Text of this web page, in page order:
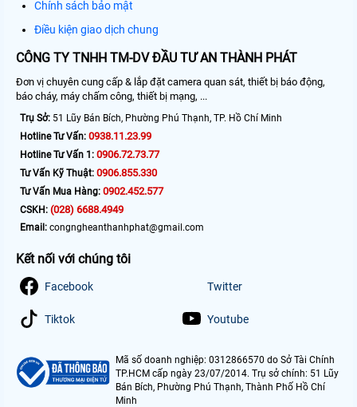
Chính sách bảo mật
Điều kiện giao dịch chung
CÔNG TY TNHH TM-DV ĐẦU TƯ AN THÀNH PHÁT
Đơn vị chuyên cung cấp & lắp đặt camera quan sát, thiết bị báo động,
báo cháy, máy chấm công, thiết bị mạng, ...
Trụ Sở: 51 Lũy Bán Bích, Phường Phú Thạnh, TP. Hồ Chí Minh
Hotline Tư Vấn: 0938.11.23.99
Hotline Tư Vấn 1: 0906.72.73.77
Tư Vấn Kỹ Thuật: 0906.855.330
Tư Vấn Mua Hàng: 0902.452.577
CSKH: (028) 6688.4949
Email: congngheanthanhphat@gmail.com
Kết nối với chúng tôi
Facebook Twitter
Tiktok Youtube
Mã số doanh nghiệp: 0312866570 do Sở Tài Chính
TP.HCM cấp ngày 23/07/2014. Trụ sở chính: 51 Lũy
Bán Bích, Phường Phú Thạnh, Thành Phố Hồ Chí
Minh